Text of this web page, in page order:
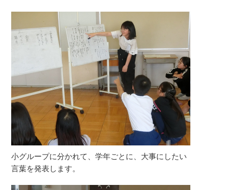
小グループに分かれて、学年ごとに、大事にしたい
言葉を発表します。